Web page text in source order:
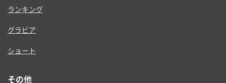
ランキング
グラビア
ショート
その他